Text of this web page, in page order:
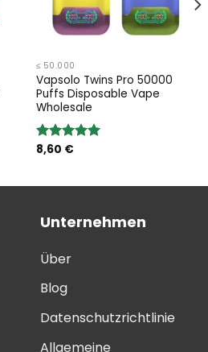
≤ 50.000
Vapsolo Twins Pro 50000
Puffs Disposable Vape
Wholesale
Bewertung:
8,60 €
Unternehmen
Über
Blog
Datenschutzrichtlinie
Allgemeine